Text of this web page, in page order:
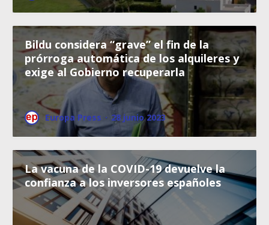
Bildu considera “grave” el fin de la
prórroga automática de los alquileres y
exige al Gobierno recuperarla
Europa Press · 28 junio 2023
La vacuna de la COVID-19 devuelve la
confianza a los inversores españoles